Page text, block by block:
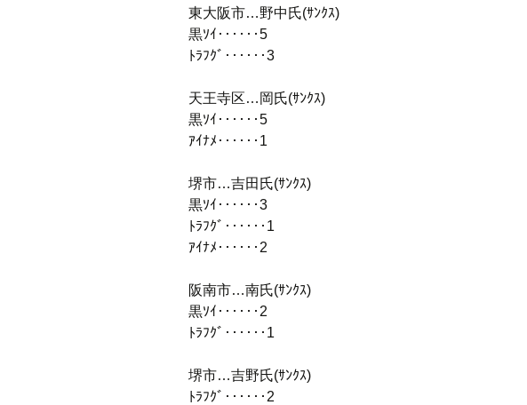
東大阪市…野中氏(ｻﾝｸｽ)
黒ｿｲ‥‥‥5
ﾄﾗﾌｸﾞ‥‥‥3
天王寺区…岡氏(ｻﾝｸｽ)
黒ｿｲ‥‥‥5
ｱｲﾅﾒ‥‥‥1
堺市…吉田氏(ｻﾝｸｽ)
黒ｿｲ‥‥‥3
ﾄﾗﾌｸﾞ‥‥‥1
ｱｲﾅﾒ‥‥‥2
阪南市…南氏(ｻﾝｸｽ)
黒ｿｲ‥‥‥2
ﾄﾗﾌｸﾞ‥‥‥1
堺市…吉野氏(ｻﾝｸｽ)
ﾄﾗﾌｸﾞ‥‥‥2